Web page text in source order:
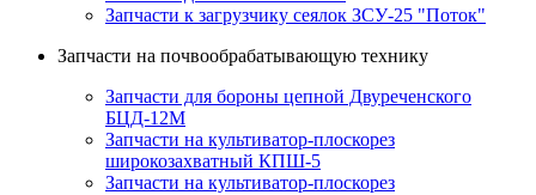
Запчасти к загрузчику сеялок ЗСУ-25 "Поток"
Запчасти на почвообрабатывающую технику
Запчасти для бороны цепной Двуреченского
БЦД-12М
Запчасти на культиватор-плоскорез
широкозахватный КПШ-5
Запчасти на культиватор-плоскорез